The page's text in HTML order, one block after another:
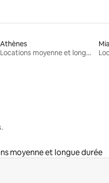
Athènes
Locations moyenne et longue durée
moyenne et longue durée